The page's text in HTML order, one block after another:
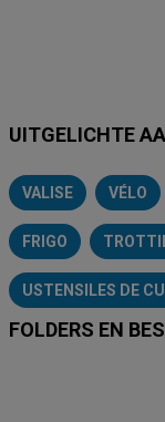
UITGELICHTE
VALISE VÉLO
FRIGO
USTENSILES DE
FOLDERS EN